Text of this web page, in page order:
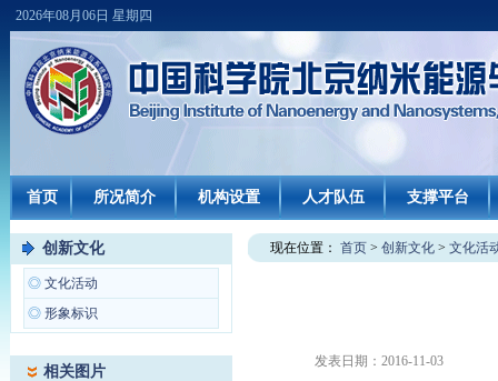
2026年08月06日 星期四
首页 所况简介 机构设置 人才队伍 支撑平台
创新文化
◎ 文化活动
◎ 形象标识
相关图片
现在位置： 首页> 创新文化> 文化活
发表日期： 2016-11-03